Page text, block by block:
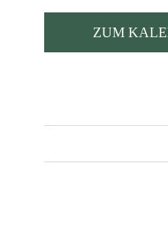
ZUM